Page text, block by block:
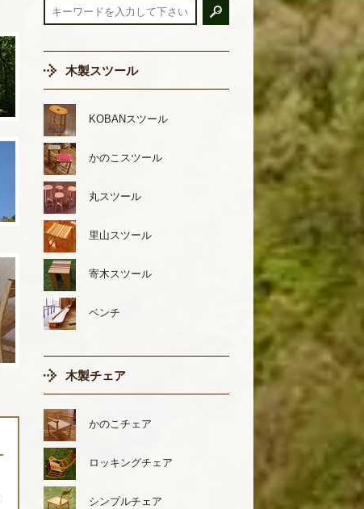
木製スツール
KOBANスツール
かのこスツール
丸スツール
里山スツール
寄木スツール
ベンチ
木製チェア
かのこチェア
ロッキングチェア
シンプルチェア